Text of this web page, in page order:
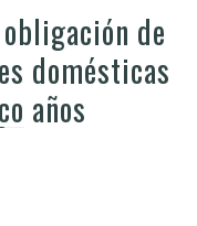
de
domésticas
años